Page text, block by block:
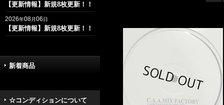
【更新情報】新規8枚更新！！
2026年08月06日
【更新情報】新規8枚更新！！
新着商品
☆コンディションについて